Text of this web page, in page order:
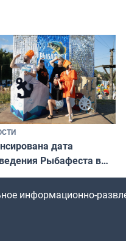
дата
Рыбафеста в
году
информационно-